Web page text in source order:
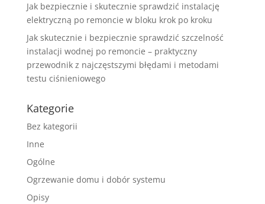
Jak bezpiecznie i skutecznie sprawdzić instalację
elektryczną po remoncie w bloku krok po kroku
Jak skutecznie i bezpiecznie sprawdzić szczelność
instalacji wodnej po remoncie – praktyczny
przewodnik z najczęstszymi błędami i metodami
testu ciśnieniowego
Kategorie
Bez kategorii
Inne
Ogólne
Ogrzewanie domu i dobór systemu
Opisy